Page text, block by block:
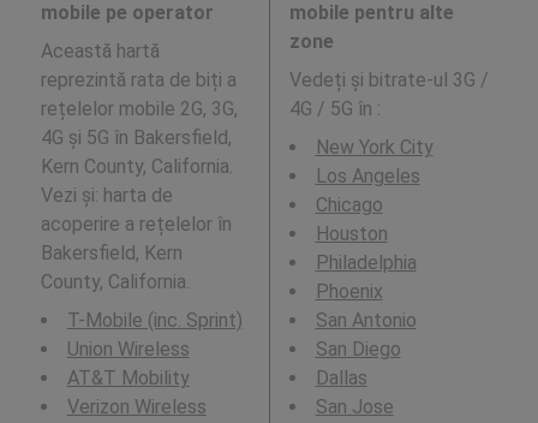
mobile pe operator
Această hartă
reprezintă rata de biți a
rețelelor mobile 2G, 3G,
4G și 5G în Bakersfield,
Kern County, California.
Vezi și: harta de
acoperire a rețelelor în
Bakersfield, Kern
County, California.
T-Mobile (inc. Sprint)
Union Wireless
AT&T Mobility
Verizon Wireless
mobile pentru alte
zone
Vedeți și bitrate-ul 3G /
4G / 5G în :
New York City
Los Angeles
Chicago
Houston
Philadelphia
Phoenix
San Antonio
San Diego
Dallas
San Jose